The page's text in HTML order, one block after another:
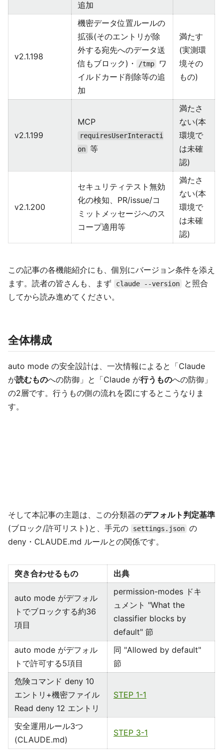
追加
v2.1.198
機密データ位置ルールの
拡張(そのエントリが除
外する宛先へのデータ送
信もブロック)・
/tmp
ワ
イルドカード削除等の追
加
満たす
(実測環
境その
もの)
v2.1.199
MCP
requiresUserInteracti
on 等
満たさ
ない(本
環境で
は未確
認)
v2.1.200
セキュリティテスト無効
化の検知、PR/issue/コ
ミットメッセージへのス
コープ適用等
満たさ
ない(本
環境で
は未確
認)
この記事の各機能紹介にも、個別にバージョン条件を添え
ます。読者の皆さんも、まず
claude --version
と照合
してから読み進めてください。
全体構成
auto mode の安全設計は、一次情報によると「Claude
が読むものへの防御」と「Claude が行うものへの防御」
の2層です。行うもの側の流れを図にするとこうなりま
す。
そして本記事の主題は、この分類器のデフォルト判定基準
(ブロック/許可リスト)と、手元の
settings.json の
deny・CLAUDE.md ルールとの関係です。
突き合わせるもの 出典
auto mode がデフォル
トでブロックする約36
項目
permission-modes ドキ
ュメント "What the
classifier blocks by
default" 節
auto mode がデフォル
トで許可する5項目
同 "Allowed by default"
節
危険コマンド deny 10
エントリ+機密ファイル
Read deny 12 エントリ
STEP 1-1
安全運用ルール3つ
(CLAUDE.md)
STEP 3-1